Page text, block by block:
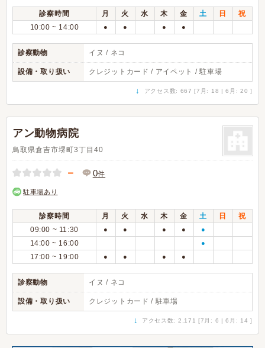
診察時間 月 火 水 木 金 土 日
祝
10:00 ~ 14:00
● ● ● ●
診察動物 イヌ / ネコ
設備・取り扱い クレジットカード / アイペット / 駐車場
↓ アクセス数: 667 [7月: 18 | 6月: 20 ]
アン動物病院
鳥取県倉吉市堺町3丁目40
－ 0件
駐車場あり
診察時間 月 火 水 木 金 土 日
祝
09:00 ~ 11:30
● ● ● ● ●
14:00 ~ 16:00 ●
17:00 ~ 19:00 ● ● ● ●
診察動物 イヌ / ネコ
設備・取り扱い クレジットカード / 駐車場
↓ アクセス数: 2,171 [7月: 6 | 6月: 14 ]